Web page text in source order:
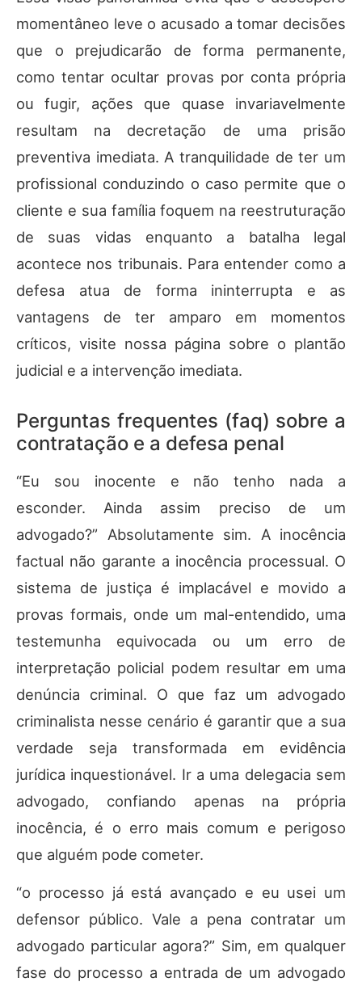
momentâneo leve o acusado a tomar decisões
que o prejudicarão de forma permanente,
como tentar ocultar provas por conta própria
ou fugir, ações que quase invariavelmente
resultam na decretação de uma prisão
preventiva imediata. A tranquilidade de ter um
profissional conduzindo o caso permite que o
cliente e sua família foquem na reestruturação
de suas vidas enquanto a batalha legal
acontece nos tribunais. Para entender como a
defesa atua de forma ininterrupta e as
vantagens de ter amparo em momentos
críticos, visite nossa página sobre o plantão
judicial e a intervenção imediata.
Perguntas frequentes (faq) sobre a
contratação e a defesa penal
“Eu sou inocente e não tenho nada a
esconder. Ainda assim preciso de um
advogado?” Absolutamente sim. A inocência
factual não garante a inocência processual. O
sistema de justiça é implacável e movido a
provas formais, onde um mal-entendido, uma
testemunha equivocada ou um erro de
interpretação policial podem resultar em uma
denúncia criminal. O que faz um advogado
criminalista nesse cenário é garantir que a sua
verdade seja transformada em evidência
jurídica inquestionável. Ir a uma delegacia sem
advogado, confiando apenas na própria
inocência, é o erro mais comum e perigoso
que alguém pode cometer.
“o processo já está avançado e eu usei um
defensor público. Vale a pena contratar um
advogado particular agora?” Sim, em qualquer
fase do processo a entrada de um advogado